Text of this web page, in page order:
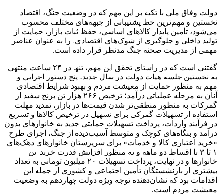
دولت وفاق ملی با تکیه بر این مهم که در وضعیت جنگ، اقتصاد
نخستین و مهم‌ترین خط پشتیبانی از جبهه‌های مختلف محسوب
می‌شود، تأمین پایدار کالاهای اساسی، حفظ ثبات بازار، حمایت از
تولید داخلی و جلوگیری از شوک‌های اقتصادی، را به عنوان عناصر
مهمی از مدیریت صحنه جنگ مدنظر قرار داده است.
گفتنی است که در راستای تحقق این مهم، تنها در ۲۴ ساعت منتهی
به نخستین جلسه هیات دولت در سال جدید، پنج دستور اجرایی و
مهم به منظور حمایت از معیشت مردم و بهبود شرایط اقتصادی
آنان به مرحله عملیاتی درآمد؛ ترخیص ۲۶۶ هزار تن برنج سفید از
گمرکات به منظور منطقی‌تر شدن قیمت‌ها در بازار، تمدید مهلت
استفاده از تسهیلات گمرکی برای تسهیل در ترخیص کالاها و تسریع
در فرآیند واردات، پرداخت تسهیلات حمایتی جدید به خانوارهای بدون
درآمد و بنگاه‌های کوچک و متوسط آسیب‌دیده از جنگ، اجرای طرح
«خرید اعتباری کالا و خدمات» برای سرپرستان خانوارهای دهک‌های
۱ تا ۳ با اقساط دو ماهه و به منظور افزایش قدرت خرید این
خانوارها و در نهایت، پرداخت تسهیلات ۲۰ میلیون تومانی به تعداد
بیشتری از بازنشستگان تأمین اجتماعی و کشوری از جمله این
اقدامات بود که نشان‌دهنده توجه ویژه دولت چهاردهم به وضعیت
معیشت مردم است.